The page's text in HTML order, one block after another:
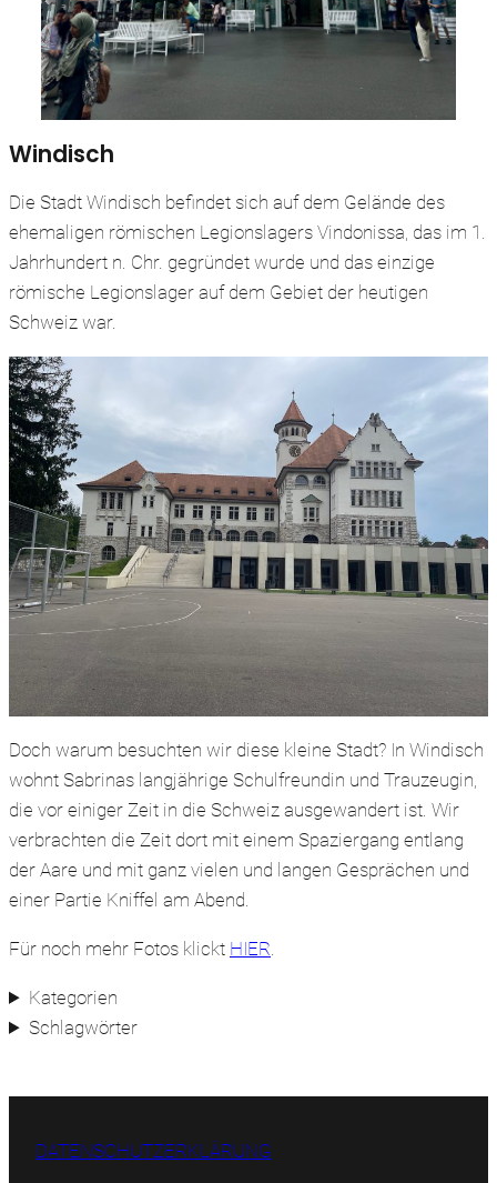
Windisch
Die Stadt Windisch befindet sich auf dem Gelände des
ehemaligen römischen Legionslagers Vindonissa, das im 1.
Jahrhundert n. Chr. gegründet wurde und das einzige
römische Legionslager auf dem Gebiet der heutigen
Schweiz war.
Doch warum besuchten wir diese kleine Stadt? In Windisch
wohnt Sabrinas langjährige Schulfreundin und Trauzeugin,
die vor einiger Zeit in die Schweiz ausgewandert ist. Wir
verbrachten die Zeit dort mit einem Spaziergang entlang
der Aare und mit ganz vielen und langen Gesprächen und
einer Partie Kniffel am Abend.
Für noch mehr Fotos klickt HIER
Kategorien
Schlagwörter
DATENSCHUTZERKLÄRUNG